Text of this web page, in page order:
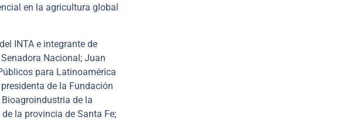
en la agricultura global
INTA e integrante de
Nacional; Juan
para Latinoamérica
de la Fundación
de la
la provincia de Santa Fe;